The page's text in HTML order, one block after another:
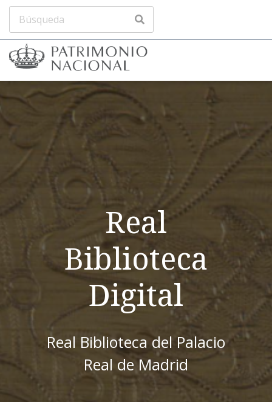
Real
Biblioteca
Digital
Real Biblioteca del Palacio
Real de Madrid